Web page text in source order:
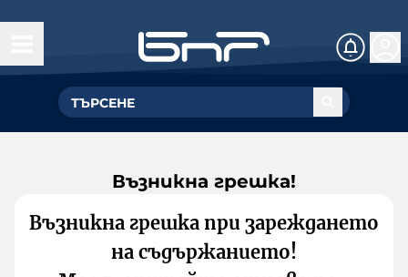
Възникна грешка!
Възникна грешка при зареждането
на съдържанието!